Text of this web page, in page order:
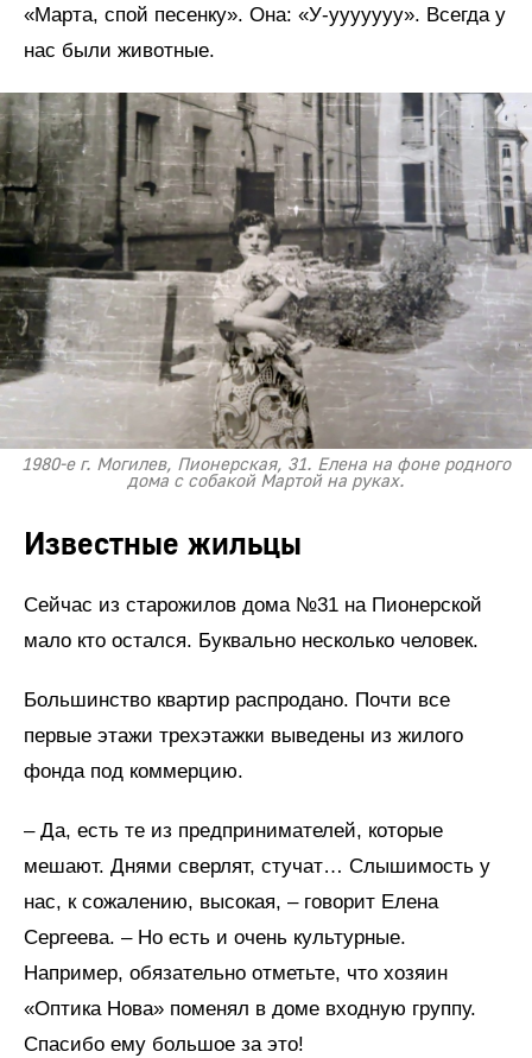
«Марта, спой песенку». Она: «У-ууууууу». Всегда у
нас были животные.
1980-е г. Могилев, Пионерская, 31. Елена на фоне родного
дома с собакой Мартой на руках.
Известные жильцы
Сейчас из старожилов дома №31 на Пионерской
мало кто остался. Буквально несколько человек.
Большинство квартир распродано. Почти все
первые этажи трехэтажки выведены из жилого
фонда под коммерцию.
– Да, есть те из предпринимателей, которые
мешают. Днями сверлят, стучат… Слышимость у
нас, к сожалению, высокая, – говорит Елена
Сергеева. – Но есть и очень культурные.
Например, обязательно отметьте, что хозяин
«Оптика Нова» поменял в доме входную группу.
Спасибо ему большое за это!